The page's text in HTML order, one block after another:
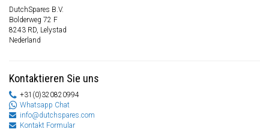
DutchSpares B.V.
Bolderweg 72 F
8243 RD, Lelystad
Nederland
Kontaktieren Sie uns
+31(0)320820994
Whatsapp Chat
info@dutchspares.com
Kontakt Formular